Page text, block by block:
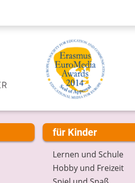
für Kinder
Lernen und Schule
Hobby und Freizeit